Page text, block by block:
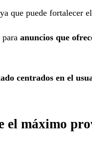
que puede fortalecer
anuncios que
centrados en el
el máximo